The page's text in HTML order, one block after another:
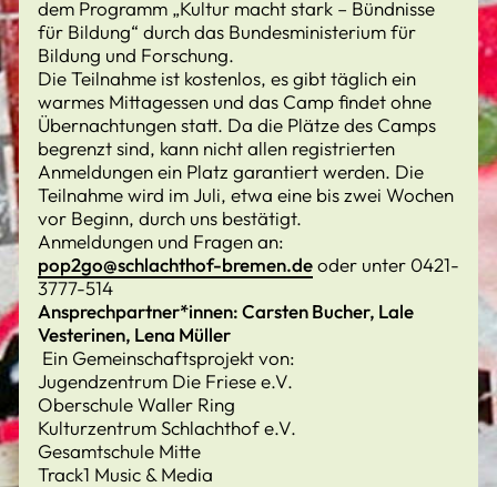
dem Programm „Kultur macht stark – Bündnisse
für Bildung“ durch das Bundesministerium für
Bildung und Forschung.
Die Teilnahme ist kostenlos, es gibt täglich ein
warmes Mittagessen und das Camp findet ohne
Übernachtungen statt. Da die Plätze des Camps
begrenzt sind, kann nicht allen registrierten
Anmeldungen ein Platz garantiert werden. Die
Teilnahme wird im Juli, etwa eine bis zwei Wochen
vor Beginn, durch uns bestätigt.
Anmeldungen und Fragen an:
pop2go@schlachthof-bremen.deoder unter 0421-
3777-514
Ansprechpartner*innen: Carsten Bucher, Lale
Vesterinen, Lena Müller
Ein Gemeinschaftsprojekt von:
Jugendzentrum Die Friese e.V.
Oberschule Waller Ring
Kulturzentrum Schlachthof e.V.
Gesamtschule Mitte
Track1 Music & Media